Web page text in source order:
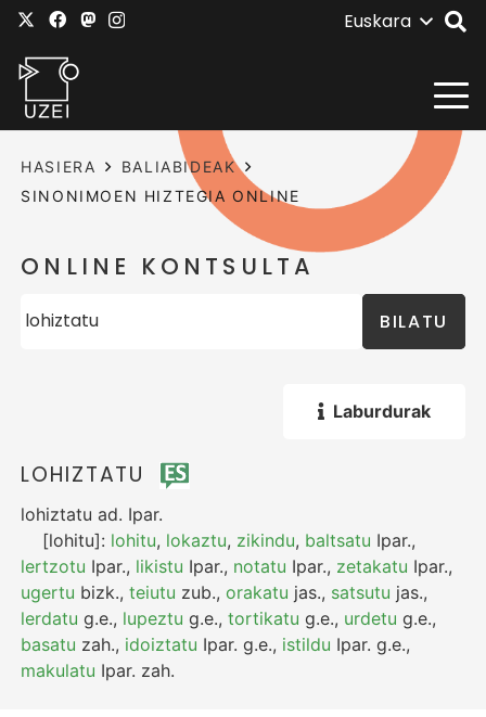
Euskara
HASIERA
BALIABIDEAK
SINONIMOEN HIZTEGIA ONLINE
ONLINE KONTSULTA
BILATU
Laburdurak
LOHIZTATU
lohiztatu ad. Ipar.
[lohitu]: lohitu, lokaztu, zikindu, baltsatu Ipar.,
lertzotu Ipar., likistu Ipar., notatu Ipar., zetakatu Ipar.,
ugertu bizk.,teiutu zub.,orakatu jas., satsutu jas.,
lerdatu g.e., lupeztu g.e.,tortikatu g.e., urdetu g.e.,
basatu zah., idoiztatu Ipar. g.e., istildu Ipar. g.e.,
makulatu Ipar. zah.